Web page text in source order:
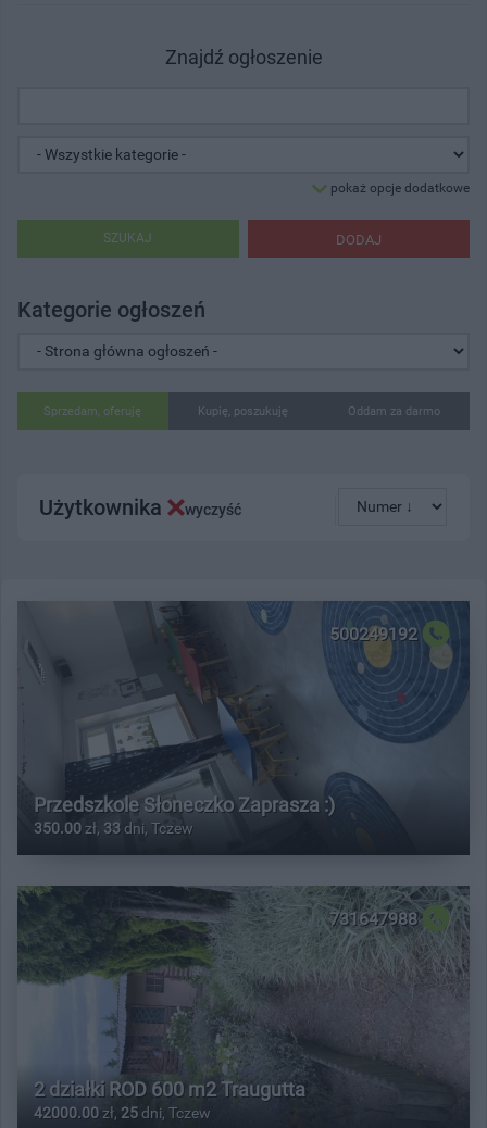
Znajdź ogłoszenie
pokaż opcje dodatkowe
DODAJ
SZUKAJ
Kategorie ogłoszeń
Sprzedam, oferuję Kupię, poszukuję Oddam za darmo
Użytkownika wyczyść
500249192
Przedszkole Słoneczko Zaprasza :)
350.00 zł, 33 dni, Tczew
731647988
2 działki ROD 600 m2 Traugutta
42000.00 zł, 25 dni, Tczew